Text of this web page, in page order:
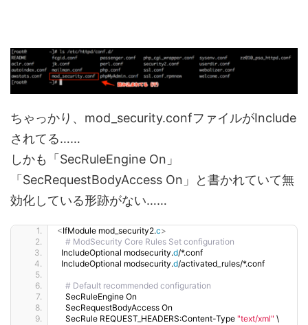
ちゃっかり、mod_security.confファイルがInclude
されてる……
しかも「SecRuleEngine On」
「SecRequestBodyAccess On」と書かれていて無
効化している形跡がない……
<IfModule mod_security2.c>
# ModSecurity Core Rules Set configuration
  IncludeOptional modsecurity.
d/*.conf
  IncludeOptional modsecurity.
d/activated_rules/*.conf
# Default recommended configuration
    SecRuleEngine On
    SecRequestBodyAccess On
    SecRule REQUEST_HEADERS:Content-Type
"text/xml" \